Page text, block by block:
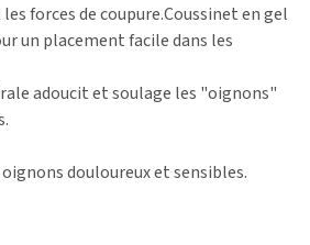
forces de coupure.Coussinet en gel
un placement facile dans les
adoucit et soulage les "oignons"
douloureux et sensibles.